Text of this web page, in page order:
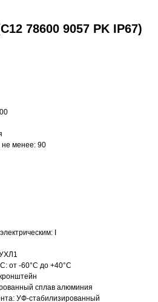
78600 9057 PK IP67)
не менее: 90
I
от -60°C до +40°C
сплав алюминия
УФ-стабилизированный